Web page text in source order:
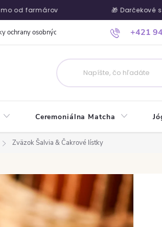
farmárov 🎁 Darčekové sety
+421
ochrany osobných údajov Ako nakupovať
Ceremoniálna Matcha
Zväzok Šalvia & Čakrové lístky